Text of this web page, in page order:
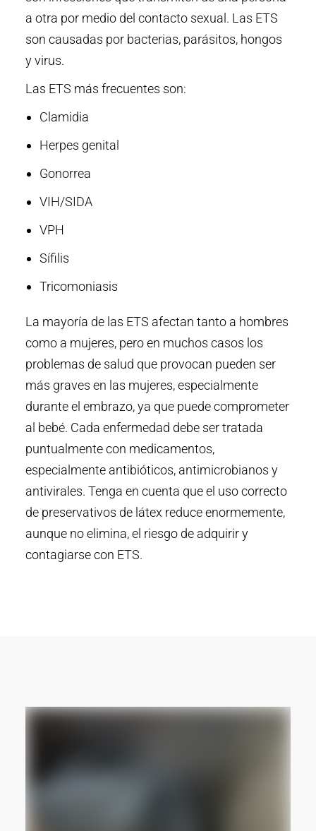
a otra por medio del contacto sexual. Las ETS
son causadas por bacterias, parásitos, hongos
y virus.
Las ETS más frecuentes son:
Clamidia
Herpes genital
Gonorrea
VIH/SIDA
VPH
Sífilis
Tricomoniasis
La mayoría de las ETS afectan tanto a hombres
como a mujeres, pero en muchos casos los
problemas de salud que provocan pueden ser
más graves en las mujeres, especialmente
durante el embrazo, ya que puede comprometer
al bebé. Cada enfermedad debe ser tratada
puntualmente con medicamentos,
especialmente antibióticos, antimicrobianos y
antivirales. Tenga en cuenta que el uso correcto
de preservativos de látex reduce enormemente,
aunque no elimina, el riesgo de adquirir y
contagiarse con ETS.